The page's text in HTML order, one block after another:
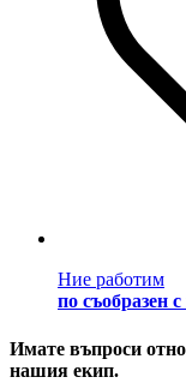
Ние работим
по съобразен
Имате въпроси
нашия екип.